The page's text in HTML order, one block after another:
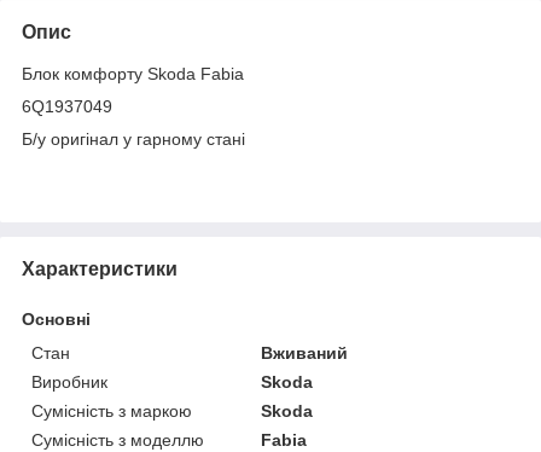
Опис
Блок комфорту Skoda Fabia
6Q1937049
Б/у оригінал у гарному стані
Характеристики
Основні
Стан
Вживаний
Виробник
Skoda
Сумісність з маркою
Skoda
Сумісність з моделлю
Fabia